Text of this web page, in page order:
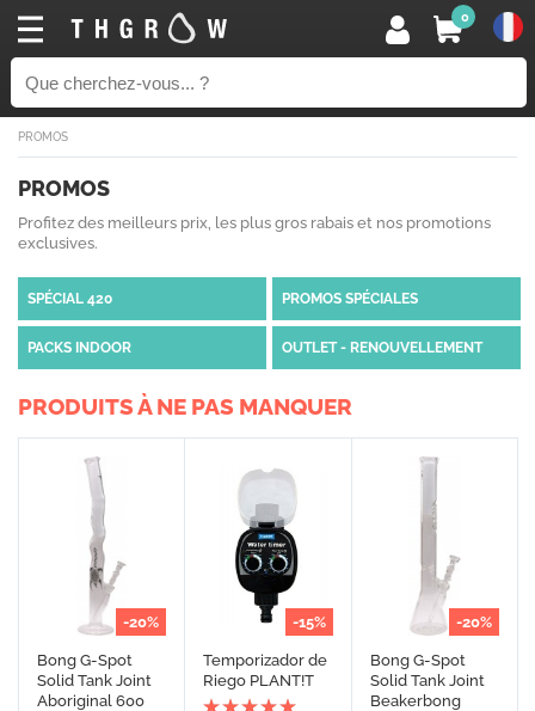
0
PROMOS
PROMOS
Profitez des meilleurs prix, les plus gros rabais et nos promotions
exclusives.
SPÉCIAL 420 PROMOS SPÉCIALES
PACKS INDOOR OUTLET - RENOUVELLEMENT
PRODUITS À NE PAS MANQUER
-20%
Bong G-Spot
Solid Tank Joint
Aboriginal 600
-15%
Temporizador de
Riego PLANT!T
-20%
Bong G-Spot
Solid Tank Joint
Beakerbong